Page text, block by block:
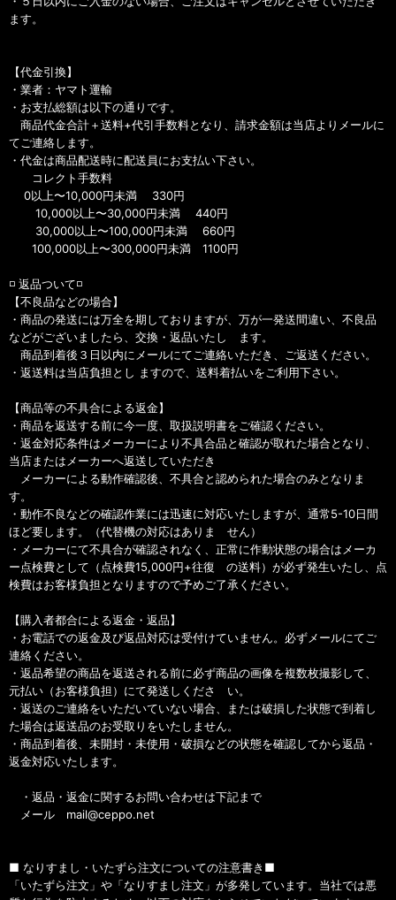
ます。
【代金引換】
・業者：ヤマト運輸
・お支払総額は以下の通りです。
商品代金合計＋送料+代引手数料となり、請求金額は当店よりメールに
てご連絡します。
・代金は商品配送時に配送員にお支払い下さい。
コレクト手数料
0以上〜10,000円未満 330円
10,000以上〜30,000円未満 440円
30,000以上〜100,000円未満 660円
100,000以上〜300,000円未満 1100円
◽️ 返品ついて◽️
【不良品などの場合】
・商品の発送には万全を期しておりますが、万が一発送間違い、不良品
などがございましたら、交換・返品いたし ます。
商品到着後３日以内にメールにてご連絡いただき、ご返送ください。
・返送料は当店負担とし ますので、送料着払いをご利用下さい。
【商品等の不具合による返金】
・商品を返送する前に今一度、取扱説明書をご確認ください。
・返金対応条件はメーカーにより不具合品と確認が取れた場合となり、
当店またはメーカーへ返送していただき
メーカーによる動作確認後、不具合と認められた場合のみとなりま
す。
・動作不良などの確認作業には迅速に対応いたしますが、通常5-10日間
ほど要します。（代替機の対応はありま せん）
・メーカーにて不具合が確認されなく、正常に作動状態の場合はメーカ
ー点検費として（点検費15,000円+往復 の送料）が必ず発生いたし、点
検費はお客様負担となりますので予めご了承ください。
【購入者都合による返金・返品】
・お電話での返金及び返品対応は受付けていません。必ずメールにてご
連絡ください。
・返品希望の商品を返送される前に必ず商品の画像を複数枚撮影して、
元払い（お客様負担）にて発送しくださ い。
・返送のご連絡をいただいていない場合、または破損した状態で到着し
た場合は返送品のお受取りをいたしません。
・商品到着後、未開封・未使用・破損などの状態を確認してから返品・
返金対応いたします。
・返品・返金に関するお問い合わせは下記まで
メール mail@ceppo.net
■ なりすまし・いたずら注文についての注意書き■
「いたずら注文」や「なりすまし注文」が多発しています。当社では悪